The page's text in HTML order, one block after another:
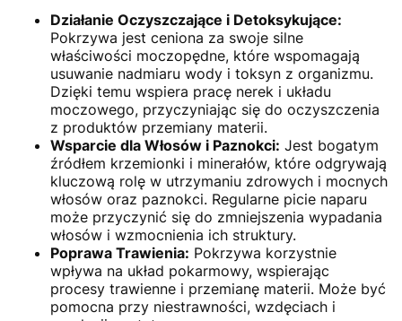
Działanie Oczyszczające i Detoksykujące:
Pokrzywa jest ceniona za swoje silne
właściwości moczopędne, które wspomagają
usuwanie nadmiaru wody i toksyn z organizmu.
Dzięki temu wspiera pracę nerek i układu
moczowego, przyczyniając się do oczyszczenia
z produktów przemiany materii.
Wsparcie dla Włosów i Paznokci: Jest bogatym
źródłem krzemionki i minerałów, które odgrywają
kluczową rolę w utrzymaniu zdrowych i mocnych
włosów oraz paznokci. Regularne picie naparu
może przyczynić się do zmniejszenia wypadania
włosów i wzmocnienia ich struktury.
Poprawa Trawienia: Pokrzywa korzystnie
wpływa na układ pokarmowy, wspierając
procesy trawienne i przemianę materii. Może być
pomocna przy niestrawności, wzdęciach i